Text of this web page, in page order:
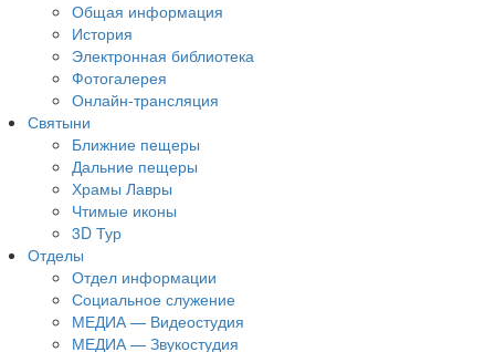
Общая информация
История
Электронная библиотека
Фотогалерея
Онлайн-трансляция
Святыни
Ближние пещеры
Дальние пещеры
Храмы Лавры
Чтимые иконы
3D Тур
Отделы
Отдел информации
Социальное служение
МЕДИА — Видеостудия
МЕДИА — Звукостудия